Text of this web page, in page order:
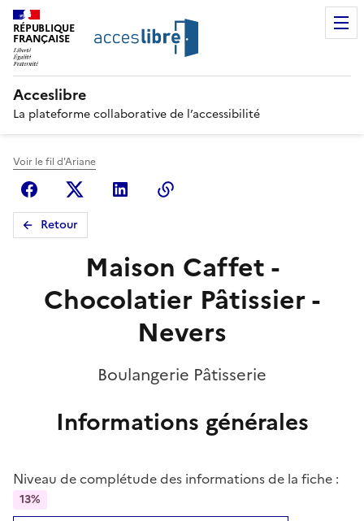
RÉPUBLIQUE
FRANÇAISE
Acceslibre
La plateforme collaborative de l’accessibilité
Voir le fil d'Ariane
FacebookX (anciennement Twitter)
Linkedin
Retour
Maison Caffet -
Chocolatier Pâtissier -
Nevers
Boulangerie Pâtisserie
Informations générales
Niveau de complétude des informations de la fiche :
13%